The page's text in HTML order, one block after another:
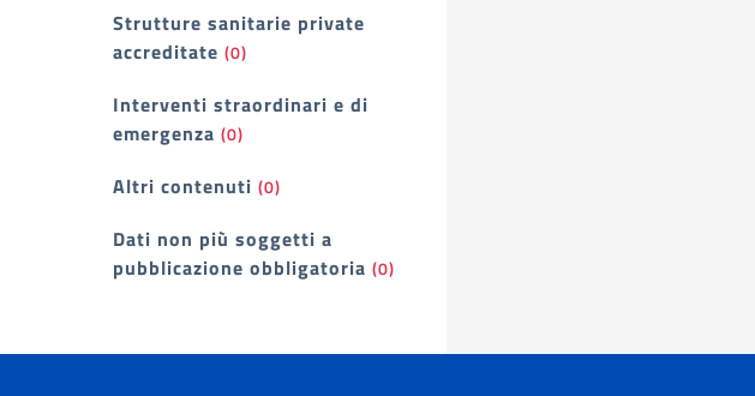
Strutture sanitarie private
accreditate (0)
Interventi straordinari e di
emergenza (0)
Altri contenuti (0)
Dati non più soggetti a
pubblicazione obbligatoria (0)